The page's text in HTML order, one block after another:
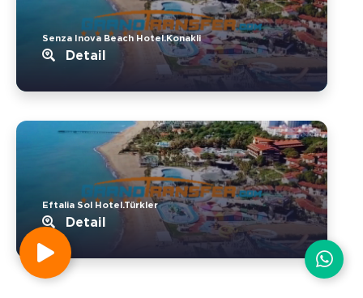
Senza Inova Beach Hotel.Konakli
Detail
Eftalia Sol Hotel.Türkler
Detail